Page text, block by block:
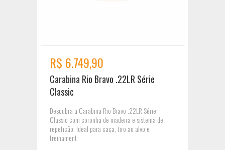
R$ 6.749,90
Carabina Rio Bravo .22LR Série
Classic
Descubra a Carabina Rio Bravo .22LR Série
Classic com coronha de madeira e sistema de
repetição. Ideal para caça, tiro ao alvo e
treinament